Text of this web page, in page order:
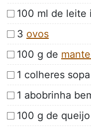
100 ml de leite
3 ovos
100 g de
1 colheres
1 abobrinha
100 g de